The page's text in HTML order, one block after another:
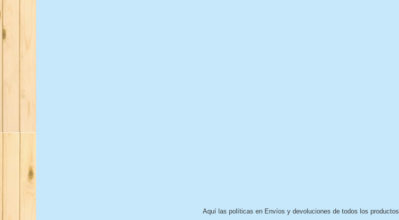
Aquí las políticas en Envíos y devoluciones de todos los productos.